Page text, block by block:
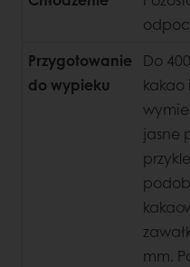
Przygotowanie
do wypieku
Do
kakao
jasne
mm.